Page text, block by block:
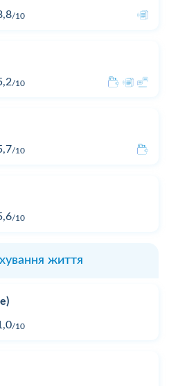
10
10
10
10
життя
10